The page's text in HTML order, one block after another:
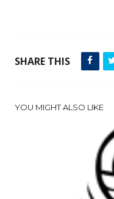
SHARE THIS
YOU MIGHT ALSO LIKE